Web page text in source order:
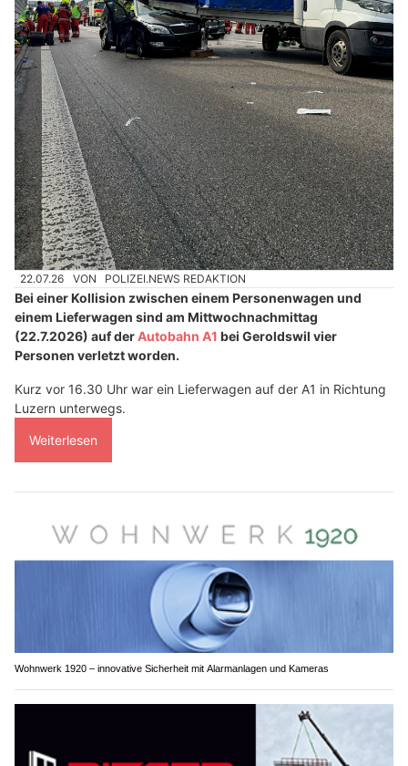
22.07.26 VON POLIZEI.NEWS REDAKTION
Bei einer Kollision zwischen einem Personenwagen und
einem Lieferwagen sind am Mittwochnachmittag
(22.7.2026) auf derAutobahn A1 bei Geroldswil vier
Personen verletzt worden.
Kurz vor 16.30 Uhr war ein Lieferwagen auf der A1 in Richtung
Luzern unterwegs.
Weiterlesen
Wohnwerk 1920 – innovative Sicherheit mit Alarmanlagen und Kameras